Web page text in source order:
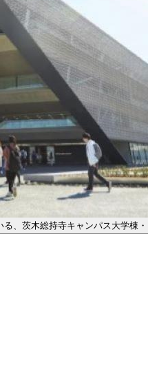
る、茨木総持寺キャンパス大学棟